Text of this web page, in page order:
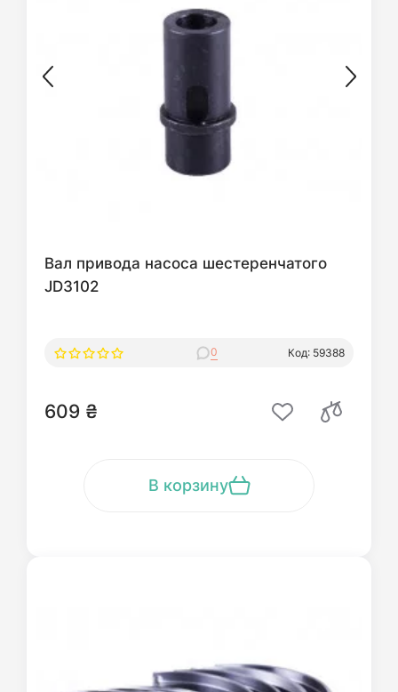
Вал привода насоса шестеренчатого
JD3102
0 Код: 59388
609 ₴
В корзину